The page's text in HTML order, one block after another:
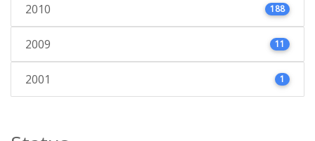
2010 188
2009 11
2001 1